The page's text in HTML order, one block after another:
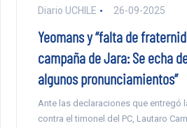
Diario UCHILE 26-09-2025
Yeomans y “falta de
campaña de Jara: Se echa
algunos pronunciamientos”
Ante las declaraciones que entregó
contra el timonel del PC, Lautaro